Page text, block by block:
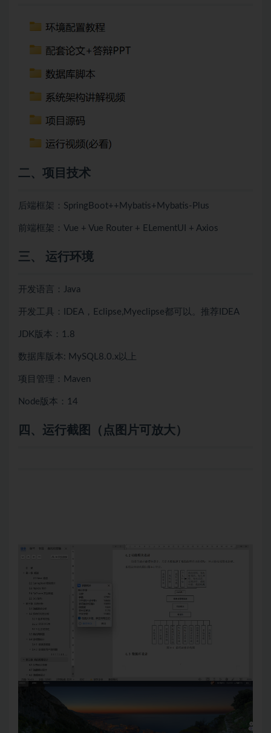
二、项目技术
后端框架：SpringBoot++ Mybatis+ Mybatis-Plus
前端框架：Vue + Vue Router + ELementUI + Axios
三、 运行环境
开发语言：Java
开发工具：IDEA，Eclipse,Myeclipse都可以。推荐IDEA
JDK版本：1.8
数据库版本: MySQL8.0.x以上
项目管理：Maven
Node版本：14
四、 运行截图（点图片可放大）